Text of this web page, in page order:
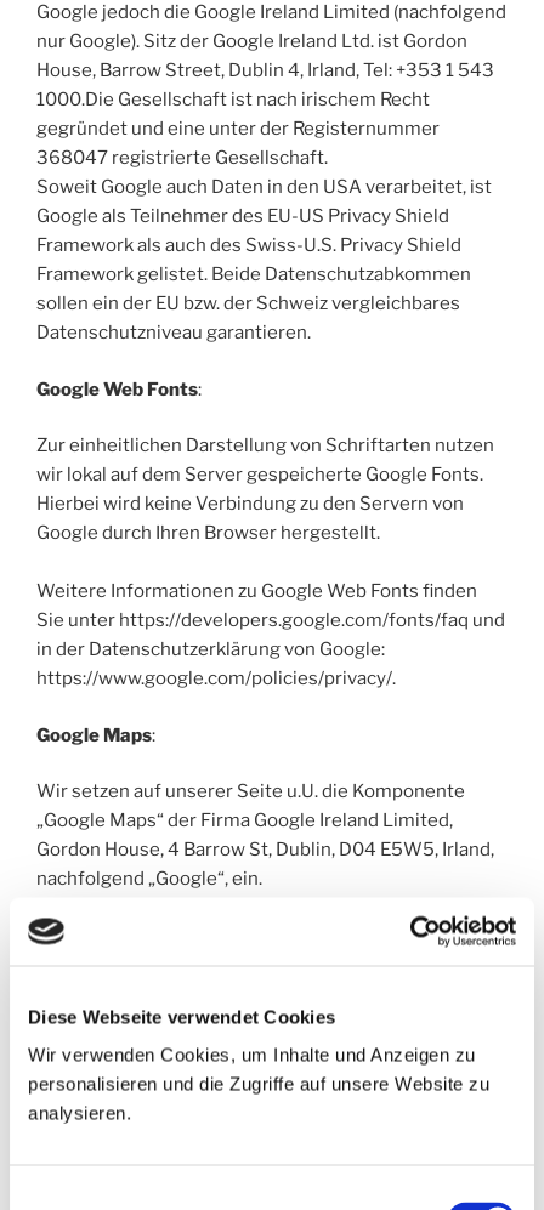
Diese Webseite verwendet Cookies
Wir verwenden Cookies, um Inhalte und Anzeigen zu
personalisieren und die Zugriffe auf unsere Website zu
analysieren.
Google jedoch die Google Ireland Limited (nachfolgend
nur Google). Sitz der Google Ireland Ltd. ist Gordon
House, Barrow Street, Dublin 4, Irland, Tel: +353 1 543
1000.Die Gesellschaft ist nach irischem Recht
gegründet und eine unter der Registernummer
368047 registrierte Gesellschaft.
Soweit Google auch Daten in den USA verarbeitet, ist
Google als Teilnehmer des EU-US Privacy Shield
Framework als auch des Swiss-U.S. Privacy Shield
Framework gelistet. Beide Datenschutzabkommen
sollen ein der EU bzw. der Schweiz vergleichbares
Datenschutzniveau garantieren.
Google Web Fonts:
Zur einheitlichen Darstellung von Schriftarten nutzen
wir lokal auf dem Server gespeicherte Google Fonts.
Hierbei wird keine Verbindung zu den Servern von
Google durch Ihren Browser hergestellt.
Weitere Informationen zu Google Web Fonts finden
Sie unter https://developers.google.com/fonts/faq und
in der Datenschutzerklärung von Google:
https://www.google.com/policies/privacy/.
Google Maps:
Wir setzen auf unserer Seite u.U. die Komponente
„Google Maps“ der Firma Google Ireland Limited,
Gordon House, 4 Barrow St, Dublin, D04 E5W5, Irland,
nachfolgend „Google“, ein.
Bei jedem einzelnen Aufruf der Komponente „Google
Maps“ integriert ist, Nutzereinstellungen und -daten zu
verarbeiten. Dieses Cookie wird im Regelfall nicht
durch das Schließen des Browsers gelöscht, sondern
läuft nach einer bestimmten Zeit ab, soweit es nicht